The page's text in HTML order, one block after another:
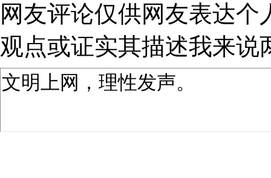
网友评论仅供网友表达
观点或证实其描述我来说